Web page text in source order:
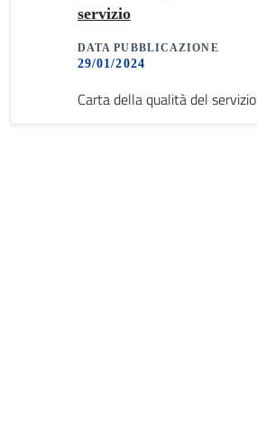
servizio
DATA PUBBLICAZIONE
29/01/2024
Carta della qualità del servizio